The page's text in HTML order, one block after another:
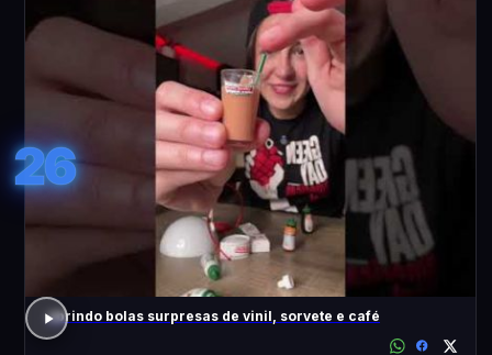
26
abrindo bolas surpresas de vinil, sorvete e café